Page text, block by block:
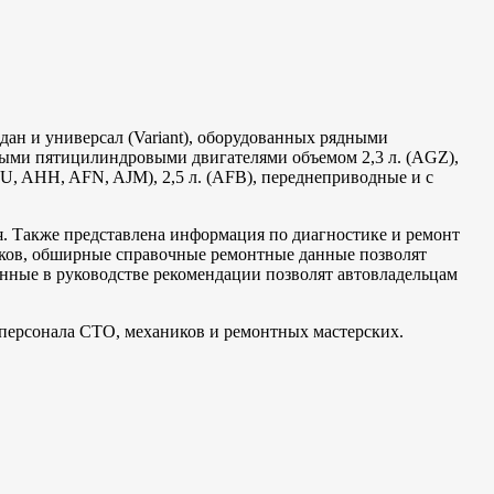
и универсал (Variant), оборудованных рядными
пятицилиндровыми двигателями объемом 2,3 л. (AGZ),
AHH, AFN, AJM), 2,5 л. (AFB), переднеприводные и с
представлена информация по диагностике и ремонт
обширные справочные ремонтные данные позволят
в руководстве рекомендации позволят автовладельцам
СТО, механиков и ремонтных мастерских.